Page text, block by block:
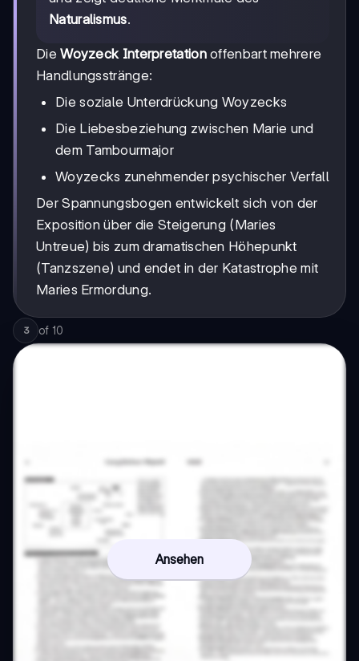
Naturalismus.
DieWoyzeck Interpretationoffenbart mehrere
Handlungsstränge:
Die soziale Unterdrückung Woyzecks
Die Liebesbeziehung zwischen Marie und
dem Tambourmajor
Woyzecks zunehmender psychischer Verfall
Der Spannungsbogen entwickelt sich von der
Exposition über die Steigerung (Maries
Untreue) bis zum dramatischen Höhepunkt
(Tanzszene) und endet in der Katastrophe mit
Maries Ermordung.
3 of 10
Ansehen